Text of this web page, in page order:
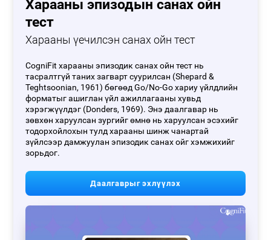
Харааны эпизодын санах ойн
тест
Харааны үечилсэн санах ойн тест
CogniFit харааны эпизодик санах ойн тест нь
тасралтгүй таних загварт суурилсан (Shepard &
Teghtsoonian, 1961) бөгөөд Go/No-Go хариу үйлдлийн
форматыг ашиглан үйл ажиллагааны хувьд
хэрэгжүүлдэг (Donders, 1969). Энэ даалгавар нь
зөвхөн харуулсан зургийг өмнө нь харуулсан эсэхийг
тодорхойлохын тулд харааны шинж чанартай
зүйлсээр дамжуулан эпизодик санах ойг хэмжихийг
зорьдог.
Даалгаврыг эхлүүлэх